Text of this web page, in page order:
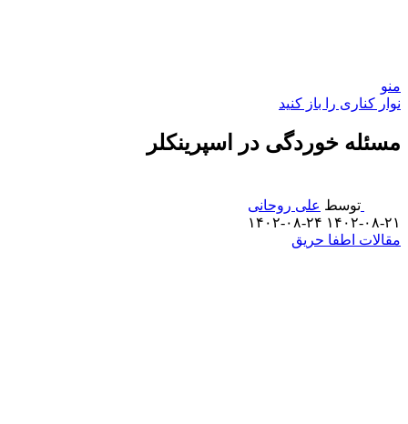
منو
نوار کناری را باز کنید
مسئله خوردگی در اسپرینکلر
توسط علی روحانی
۱۴۰۲-۰۸-۲۱ ۱۴۰۲-۰۸-۲۴
مقالات اطفا حریق